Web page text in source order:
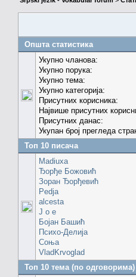
Општа статистика
Укупно чланова:
Укупно порука:
Укупно тема:
Укупно категорија:
Присутних корисника:
Највише присутних
Присутних данас:
Укупан број прегледа
Топ 10 писача
Madiuxa
Ђорђе Божовић
Зоран Ђорђевић
Pedja
alcesta
J o e
Бојан Башић
Психо-Делија
Соња
VladKrvoglad
Топ 10 тема (по одговорима)